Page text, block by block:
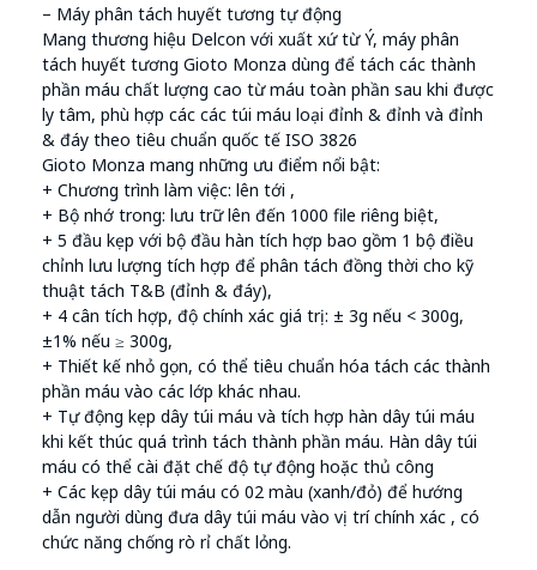
– Máy phân tách huyết tương tự động
Mang thương hiệu Delcon với xuất xứ từ Ý, máy phân
tách huyết tương Gioto Monza dùng để tách các thành
phần máu chất lượng cao từ máu toàn phần sau khi được
ly tâm, phù hợp các các túi máu loại đỉnh & đỉnh và đỉnh
& đáy theo tiêu chuẩn quốc tế ISO 3826
Gioto Monza mang những ưu điểm nổi bật:
+ Chương trình làm việc: lên tới ,
+ Bộ nhớ trong: lưu trữ lên đến 1000 file riêng biệt,
+ 5 đầu kẹp với bộ đầu hàn tích hợp bao gồm 1 bộ điều
chỉnh lưu lượng tích hợp để phân tách đồng thời cho kỹ
thuật tách T&B (đỉnh & đáy),
+ 4 cân tích hợp, độ chính xác giá trị: ± 3g nếu < 300g,
±1% nếu ≥ 300g,
+ Thiết kế nhỏ gọn, có thể tiêu chuẩn hóa tách các thành
phần máu vào các lớp khác nhau.
+ Tự động kẹp dây túi máu và tích hợp hàn dây túi máu
khi kết thúc quá trình tách thành phần máu. Hàn dây túi
máu có thể cài đặt chế độ tự động hoặc thủ công
+ Các kẹp dây túi máu có 02 màu (xanh/đỏ) để hướng
dẫn người dùng đưa dây túi máu vào vị trí chính xác , có
chức năng chống rò rỉ chất lỏng.